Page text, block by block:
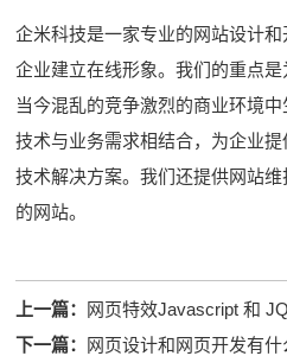
企米科技是一家专业的网站设计
企业建立在线形象。我们的重点
当今混乱的竞争激烈的商业环境
技术与业务需求相结合，为企业
技术解决方案。我们还提供网站
的网站。
上一篇： 网页特效Javascript 和
下一篇： 网页设计和网页开发有什